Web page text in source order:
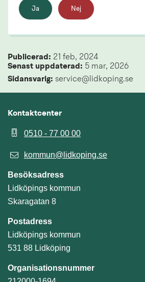
Ja Nej
Publicerad: 21 feb, 2024
Senast uppdaterad: 5 mar, 2026
Sidansvarig: service@lidkoping.se
Kontaktcenter
0510 - 77 00 00
kommun@lidkoping.se
Besöksadress
Lidköpings kommun
Skaragatan 8
Postadress
Lidköpings kommun
531 88 Lidköping
Organisationsnummer